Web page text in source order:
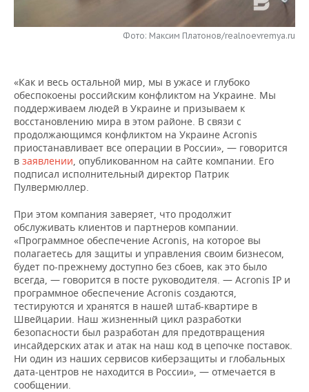
НЕФТЕХИМИЯ
ЭНЕРГЕТИКА
РОЗНИЧНАЯ ТОРГОВЛЯ
УСЛУГИ
НОВОСТИ ТЕХНОЛОГИЙ
МЕДИА
ТЕЛЕКОММУНИКАЦИИ
МЕРОПРИЯТИЯ
ВЫЕЗДНАЯ РЕДАКЦИЯ
БИЗНЕС-БРАНЧИ
ONLINE-КОНФЕРЕНЦИИ
ОТКРЫТАЯ ЛЕКЦИЯ
НОВОСТИ СПОРТА
ФУТБОЛ
ХОККЕЙ
БАСКЕТБОЛ
ВОЛЕЙБОЛ
КИБЕРСПОРТ
ФИГУРНОЕ КАТАНИЕ
ВОДНЫЕ ВИДЫ СПОРТА
ХОККЕЙ С МЯЧОМ
ОБЩЕСТВО
НОВОСТИ ОБЩЕСТВА
ВЛАСТЬ
ИНФРАСТРУКТУРА
ИСТОРИЯ
КУЛЬТУРА
МЕДИЦИНА
ОБРАЗОВАНИЕ
ПРОИСШЕСТВИЯ
ФОТОГАЛЕРЕЯ
СЮЖЕТЫ
СПРАВОЧНИК
СПИСОК ПЕРСОН
СПИСОК КОМПАНИЙ
ПОЛНАЯ ВЕРСИЯ
Фото: Максим Платонов/realnoevremya.ru
«Как и весь остальной мир, мы в ужасе и глубоко
обеспокоены российским конфликтом на Украине. Мы
поддерживаем людей в Украине и призываем к
восстановлению мира в этом районе. В связи с
продолжающимся конфликтом на Украине Acronis
приостанавливает все операции в России», — говорится
в заявлении, опубликованном на сайте компании. Его
подписал исполнительный директор Патрик
Пулвермюллер.
При этом компания заверяет, что продолжит
обслуживать клиентов и партнеров компании.
«Программное обеспечение Acronis, на которое вы
полагаетесь для защиты и управления своим бизнесом,
будет по-прежнему доступно без сбоев, как это было
всегда, — говорится в посте руководителя. — Acronis IP и
программное обеспечение Acronis создаются,
тестируются и хранятся в нашей штаб-квартире в
Швейцарии. Наш жизненный цикл разработки
безопасности был разработан для предотвращения
инсайдерских атак и атак на наш код в цепочке поставок.
Ни один из наших сервисов киберзащиты и глобальных
дата-центров не находится в России», — отмечается в
сообщении.